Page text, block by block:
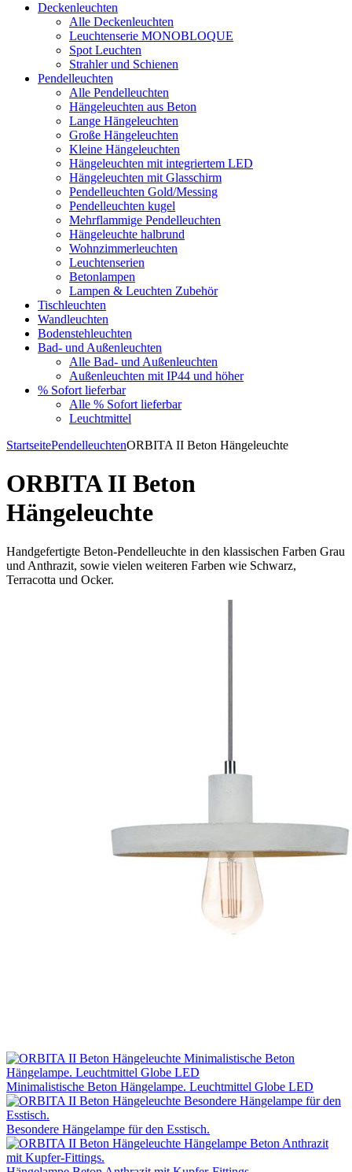
Deckenleuchten
Alle Deckenleuchten
Leuchtenserie MONOBLOQUE
Spot Leuchten
Strahler und Schienen
Pendelleuchten
Alle Pendelleuchten
Hängeleuchten aus Beton
Lange Hängeleuchten
Große Hängeleuchten
Kleine Hängeleuchten
Hängeleuchten mit integriertem LED
Hängeleuchten mit Glasschirm
Pendelleuchten Gold/Messing
Pendelleuchten kugel
Mehrflammige Pendelleuchten
Hängeleuchte halbrund
Wohnzimmerleuchten
Leuchtenserien
Betonlampen
Lampen & Leuchten Zubehör
Tischleuchten
Wandleuchten
Bodenstehleuchten
Bad- und Außenleuchten
Alle Bad- und Außenleuchten
Außenleuchten mit IP44 und höher
% Sofort lieferbar
Alle % Sofort lieferbar
Leuchtmittel
StartseitePendelleuchtenORBITA II Beton Hängeleuchte
ORBITA II Beton
Hängeleuchte
Handgefertigte Beton-Pendelleuchte in den klassischen Farben Grau
und Anthrazit, sowie vielen weiteren Farben wie Schwarz,
Terracotta und Ocker.
Minimalistische Beton Hängelampe. Leuchtmittel Globe LED
Besondere Hängelampe für den Esstisch.